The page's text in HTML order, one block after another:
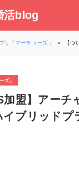
活blog
リ「アーチャーズ」 【
ズ」
加盟】アーチ
イブリッドプ